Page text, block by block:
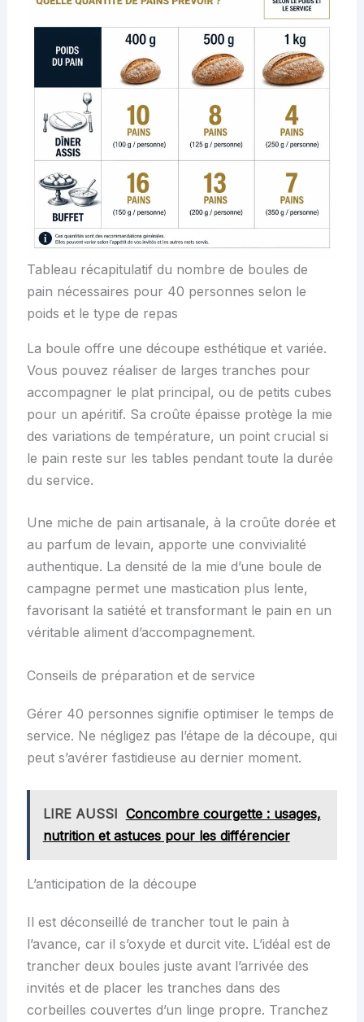
Tableau récapitulatif du nombre de boules de
pain nécessaires pour 40 personnes selon le
poids et le type de repas
La boule offre une découpe esthétique et variée.
Vous pouvez réaliser de larges tranches pour
accompagner le plat principal, ou de petits cubes
pour un apéritif. Sa croûte épaisse protège la mie
des variations de température, un point crucial si
le pain reste sur les tables pendant toute la durée
du service.
Une miche de pain artisanale, à la croûte dorée et
au parfum de levain, apporte une convivialité
authentique. La densité de la mie d’une boule de
campagne permet une mastication plus lente,
favorisant la satiété et transformant le pain en un
véritable aliment d’accompagnement.
Conseils de préparation et de service
Gérer 40 personnes signifie optimiser le temps de
service. Ne négligez pas l’étape de la découpe, qui
peut s’avérer fastidieuse au dernier moment.
LIRE AUSSI Concombre courgette : usages,
nutrition et astuces pour les différencier
L’anticipation de la découpe
Il est déconseillé de trancher tout le pain à
l’avance, car il s’oxyde et durcit vite. L’idéal est de
trancher deux boules juste avant l’arrivée des
invités et de placer les tranches dans des
corbeilles couvertes d’un linge propre. Tranchez